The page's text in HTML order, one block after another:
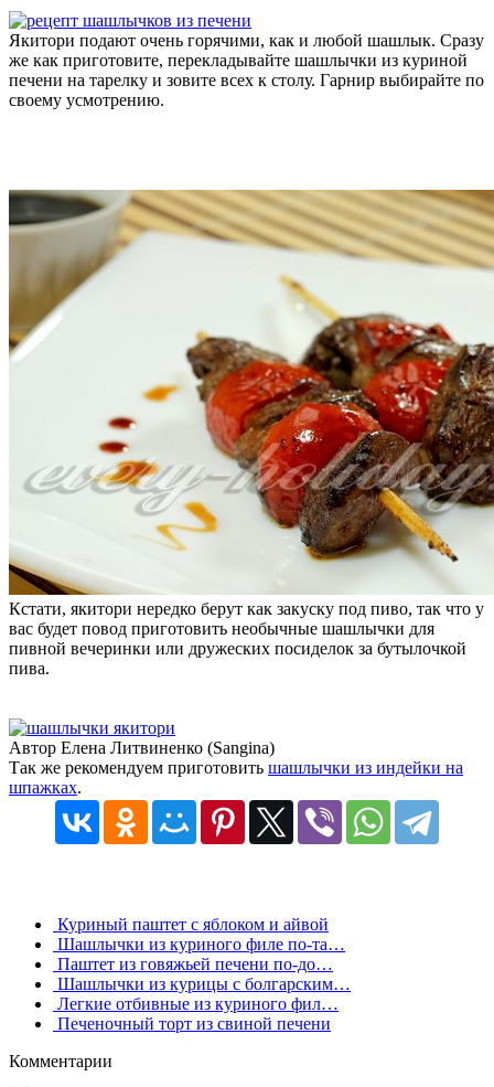
Якитори подают очень горячими, как и любой шашлык. Сразу
же как приготовите, перекладывайте шашлычки из куриной
печени на тарелку и зовите всех к столу. Гарнир выбирайте по
своему усмотрению.
Кстати, якитори нередко берут как закуску под пиво, так что у
вас будет повод приготовить необычные шашлычки для
пивной вечеринки или дружеских посиделок за бутылочкой
пива.
Автор Елена Литвиненко (Sangina)
Так же рекомендуем приготовить шашлычки из индейки на
шпажках.
Куриный паштет с яблоком и айвой
Шашлычки из куриного филе по-та…
Паштет из говяжьей печени по-до…
Шашлычки из курицы с болгарским…
Легкие отбивные из куриного фил…
Печеночный торт из свиной печени
Комментарии